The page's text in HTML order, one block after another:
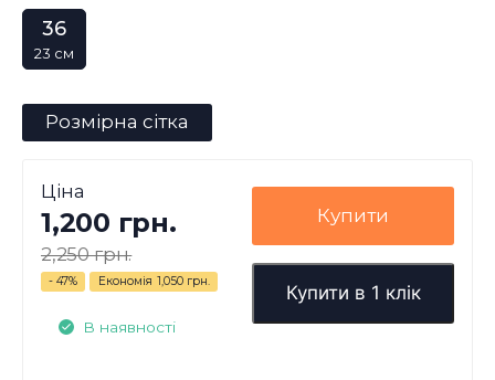
36
23 см
Розмірна сітка
Ціна
1,200 грн.
2,250 грн.
- 47% Економія 1,050 грн.
В наявності
Купити
Купити в 1 клік